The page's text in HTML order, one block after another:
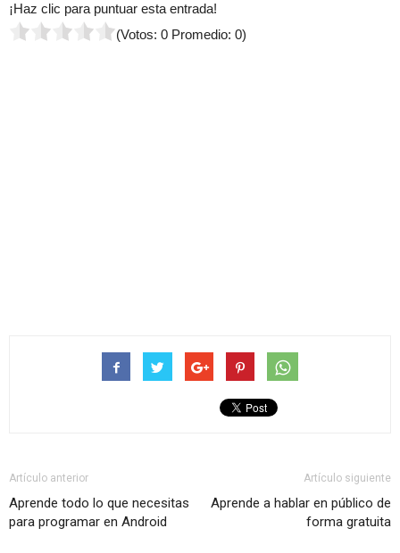
¡Haz clic para puntuar esta entrada!
(Votos: 0 Promedio: 0)
Artículo anterior
Aprende todo lo que necesitas
para programar en Android
Artículo siguiente
Aprende a hablar en público de
forma gratuita